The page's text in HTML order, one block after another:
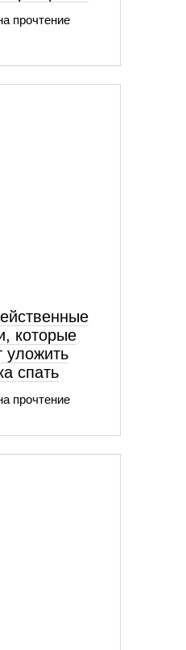
прочтение
которые
уложить
спать
прочтение